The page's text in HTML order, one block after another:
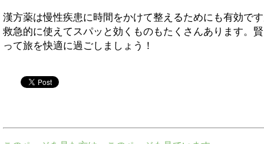
漢方薬は慢性疾患に時間をかけて整えるためにも有効で
救急的に使えてスパッと効くものもたくさんあります。
って旅を快適に過ごしましょう！